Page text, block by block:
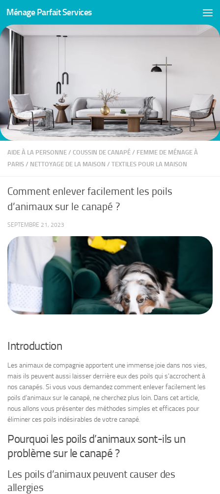
Skip to content
Ménage Parfait Services
AIDE À LA PERSONNE / COUSSIN DE CANAPÉ / FEMME DE MÉNAGE À
PARIS / NETTOYAGE DE LA MAISON / TEXTILES POUR LA MAISON
Comment enlever facilement les poils
d’animaux sur le canapé ?
SEPTEMBRE 21, 2023
Introduction
Les animaux de compagnie apportent une immense joie dans nos vies,
mais ils peuvent aussi laisser derrière eux des poils qui s’accrochent à
nos canapés. Si vous vous demandez comment enlever facilement les
poils d’animaux sur le canapé, ne cherchez plus loin. Dans cet article,
nous allons vous présenter des méthodes simples et efficaces pour
éliminer ces poils indésirables de votre canapé.
Pourquoi les poils d’animaux sont-ils un
problème sur le canapé ?
Les poils d’animaux peuvent causer des
allergies